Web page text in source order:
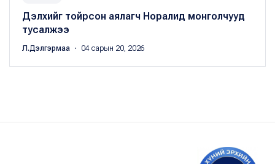
Дэлхийг тойрсон аялагч Норалид монголчууд
тусалжээ
Л.Дэлгэрмаа ・ 04 сарын 20, 2026